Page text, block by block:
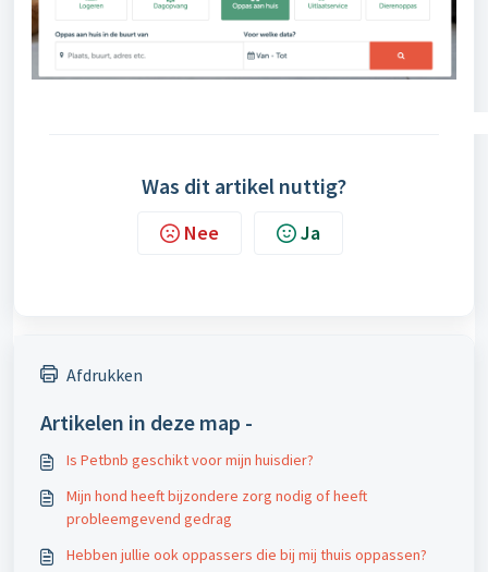
Was dit artikel nuttig?
Nee Ja
Afdrukken
Artikelen in deze map -
Is Petbnb geschikt voor mijn huisdier?
Mijn hond heeft bijzondere zorg nodig of heeft
probleemgevend gedrag
Hebben jullie ook oppassers die bij mij thuis oppassen?